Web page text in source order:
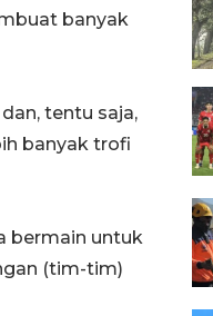
banyak
tentu saja,
banyak trofi
bermain untuk
(tim-tim)